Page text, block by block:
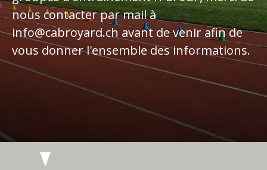
Championnats suisses élites, Zurich, 25-
26.07.26
Articles à lire dans news
nous contacter par mail à
info@cabroyard.ch avant de venir afin de
vous donner l'ensemble des informations.
Site Internet dédié :
https://10kmpayerne.ch/
Eigene Website :
https://10kmpayerne.ch/